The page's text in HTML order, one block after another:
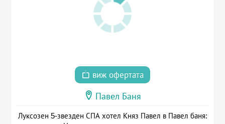
виж офертата
Павел Баня
Луксозен 5-звезден СПА хотел Княз Павел в Павел баня: